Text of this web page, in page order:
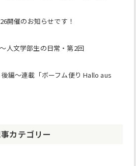
開催のお知らせです！
人文学部生の日常・第2回
編～連載「ボーフム便り Hallo aus
カテゴリー